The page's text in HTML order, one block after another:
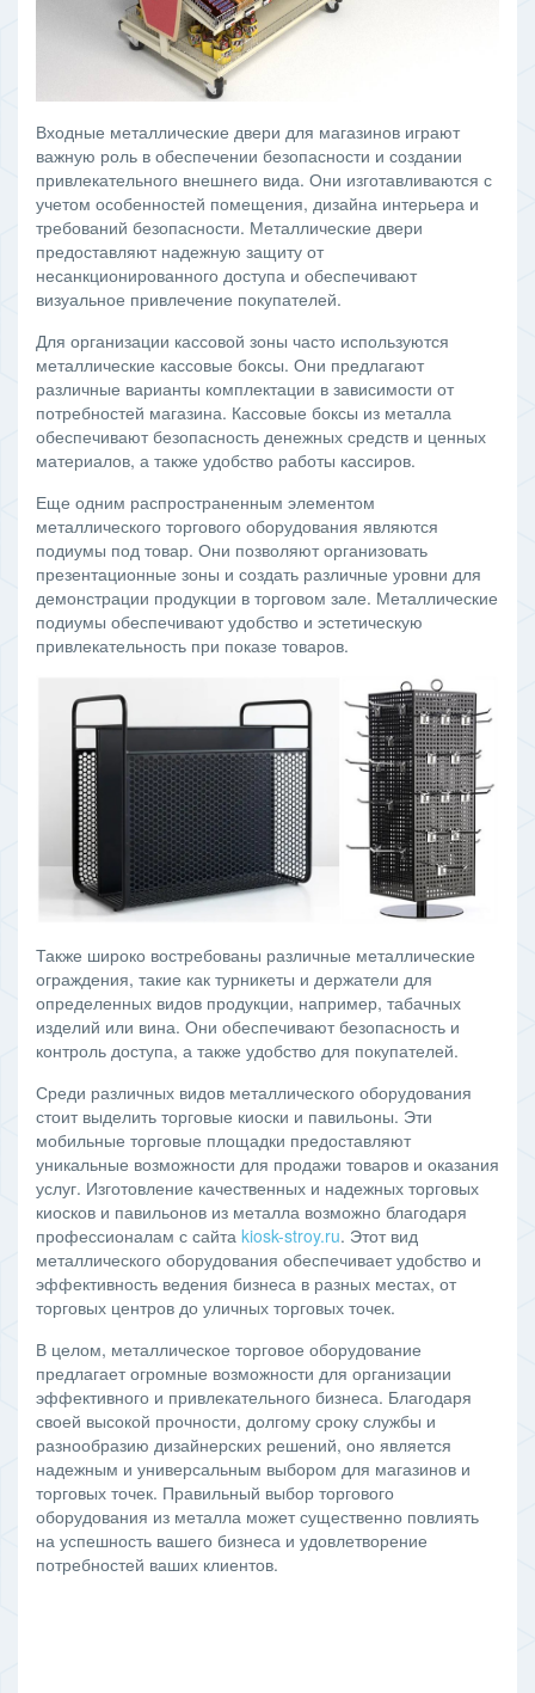
Входные металлические двери для магазинов играют
важную роль в обеспечении безопасности и создании
привлекательного внешнего вида. Они изготавливаются с
учетом особенностей помещения, дизайна интерьера и
требований безопасности. Металлические двери
предоставляют надежную защиту от
несанкционированного доступа и обеспечивают
визуальное привлечение покупателей.
Для организации кассовой зоны часто используются
металлические кассовые боксы. Они предлагают
различные варианты комплектации в зависимости от
потребностей магазина. Кассовые боксы из металла
обеспечивают безопасность денежных средств и ценных
материалов, а также удобство работы кассиров.
Еще одним распространенным элементом
металлического торгового оборудования являются
подиумы под товар. Они позволяют организовать
презентационные зоны и создать различные уровни для
демонстрации продукции в торговом зале. Металлические
подиумы обеспечивают удобство и эстетическую
привлекательность при показе товаров.
Также широко востребованы различные металлические
ограждения, такие как турникеты и держатели для
определенных видов продукции, например, табачных
изделий или вина. Они обеспечивают безопасность и
контроль доступа, а также удобство для покупателей.
Среди различных видов металлического оборудования
стоит выделить торговые киоски и павильоны. Эти
мобильные торговые площадки предоставляют
уникальные возможности для продажи товаров и оказания
услуг. Изготовление качественных и надежных торговых
киосков и павильонов из металла возможно благодаря
профессионалам с сайта kiosk-stroy.ru. Этот вид
металлического оборудования обеспечивает удобство и
эффективность ведения бизнеса в разных местах, от
торговых центров до уличных торговых точек.
В целом, металлическое торговое оборудование
предлагает огромные возможности для организации
эффективного и привлекательного бизнеса. Благодаря
своей высокой прочности, долгому сроку службы и
разнообразию дизайнерских решений, оно является
надежным и универсальным выбором для магазинов и
торговых точек. Правильный выбор торгового
оборудования из металла может существенно повлиять
на успешность вашего бизнеса и удовлетворение
потребностей ваших клиентов.